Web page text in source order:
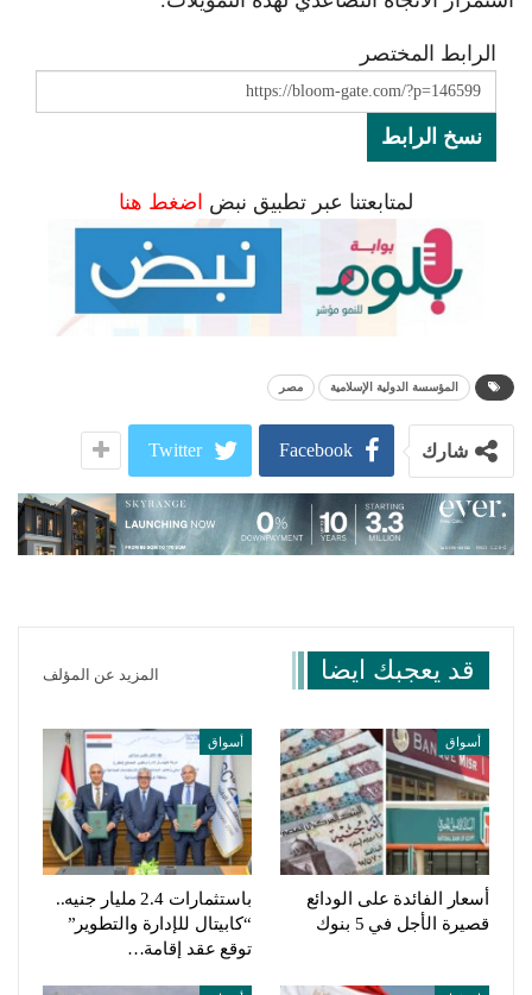
الرابط المختصر
نسخ الرابط
لمتابعتنا عبر تطبيق نبض اضغط هنا
المؤسسة الدولية الإسلامية مصر
شارك Facebook
Twitter
قد يعجبك ايضا المزيد عن المؤلف
أسواق
أسعار الفائدة على الودائع
قصيرة الأجل في 5 بنوك
أسواق
باستثمارات 2.4 مليار جنيه..
“كابيتال للإدارة والتطوير”
توقع عقد إقامة…